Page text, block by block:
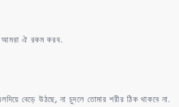
আমরা ঐ রকম করব.
বেড়ে উঠছে, না চুদলে তোমার শরীর ঠিক থাকবে না.